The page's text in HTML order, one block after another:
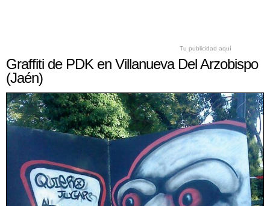
Tu publicidad aquí
Graffiti de PDK en Villanueva Del Arzobispo
(Jaén)